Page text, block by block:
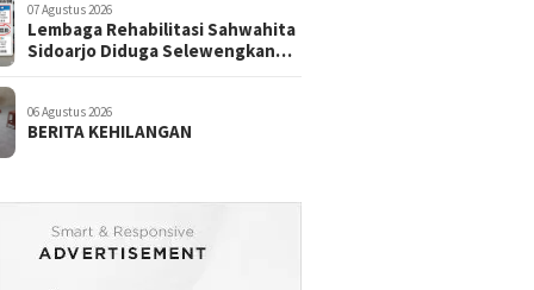
07 Agustus 2026
Lembaga Rehabilitasi Sahwahita
Sidoarjo Diduga Selewengkan
06 Agustus 2026
BERITA KEHILANGAN